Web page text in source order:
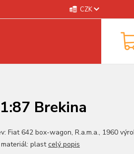
CZK
Brekina
Fiat 642 box-wagon, R.a.m.a., 1960
materiál: plastcelý popis